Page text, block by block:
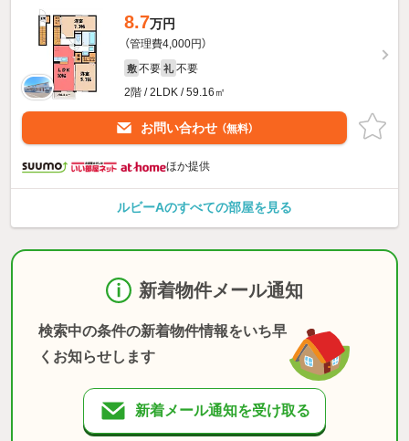
8.7万円
（管理費4,000円）
敷 不要 礼 不要
2階 / 2LDK / 59.16㎡
お問い合わせ （無料）
ほか提供
ルビーAのすべての部屋を見る
新着物件メール通知
検索中の条件の新着物件情報をいち早
くお知らせします
新着メール通知を受け取る